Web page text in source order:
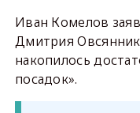
Иван Комелов
Дмитрия
накопилось
посадок».